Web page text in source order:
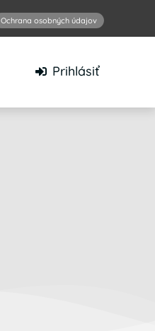
Ochrana osobných údajov
Prihlásiť